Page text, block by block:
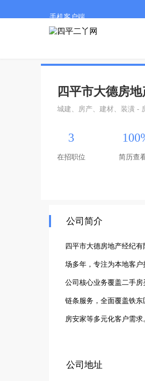
手机客户端
四平市大德房
城建、房产、建材、装潢 -
3
在招职位 简历查
公司简介
四平市大德房地产经纪
场多年，专注为本地客户
公司核心业务覆盖二手
链条服务，全面覆盖铁
房安家等多元化客户需求
公司秉持 “诚信为本、
公司地址